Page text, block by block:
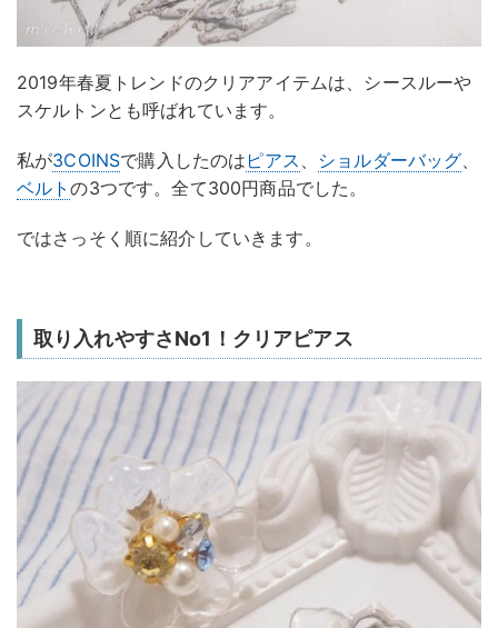
2019年春夏トレンドのクリアアイテムは、シースルーや
スケルトンとも呼ばれています。
私が3COINSで購入したのは ピアス 、 ショルダーバッグ、
ベルトの3つです。全て300円商品でした。
ではさっそく順に紹介していきます。
取り入れやすさNo1！クリアピアス